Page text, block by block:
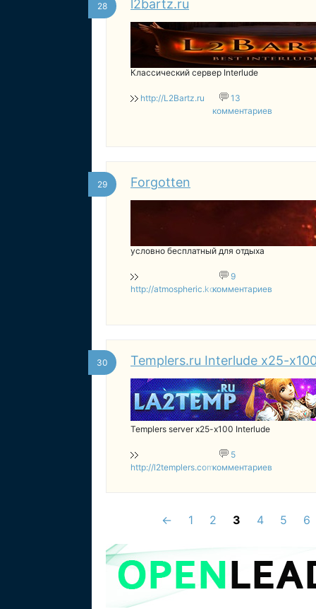
28 l2bartz.ru
Классический сервер Interlude
http://L2Bartz.ru
13
комментариев
29 Forgotten
условно бесплатный для отдыха
http://atmospheric.kozow.com
9
комментариев
30 Templers.ru Interlude x25-
Templers server x25-x100 Interlude
http://l2templers.com
5
комментариев
← 1 2 3 4 5 6